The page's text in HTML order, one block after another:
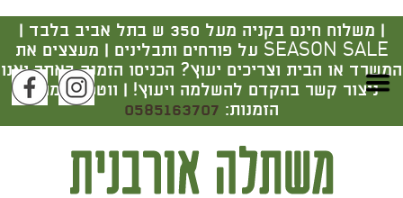
משלוח חינם בקניה מעל 350 ש בתל אביב בלבד |
SEASON SALE על פורחים ותבלינים | מעצצים את
המשרד או הבית וצריכים יעוץ? הכניסו הזמנה באתר ואנו
ניצור קשר בהקדם להשלמה ויעוץ! | ווטסאפ מרכז
הזמנות: 0585163707